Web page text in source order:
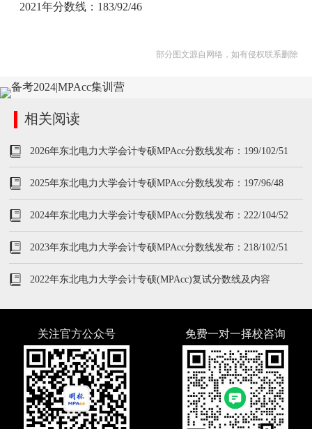
2021年分数线：183/92/46
部分图文源自网络，如有侵权联系删除
相关阅读
2026年东北电力大学会计专硕MPAcc分数线发布：199/102/51
2025年东北电力大学会计专硕MPAcc分数线发布：197/96/48
2024年东北电力大学会计专硕MPAcc分数线发布：222/104/52
2023年东北电力大学会计专硕MPAcc分数线发布：218/102/51
2022年东北电力大学会计专硕(MPAcc)复试分数线及内容
关注官方公众号 免费一对一择校咨询